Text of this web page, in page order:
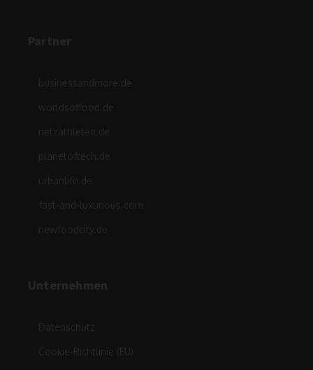
Partner
businessandmore.de
worldsoffood.de
netzathleten.de
planetoftech.de
urbanlife.de
fast-and-luxurious.com
newfoodcity.de
Unternehmen
Datenschutz
Cookie-Richtlinie (EU)